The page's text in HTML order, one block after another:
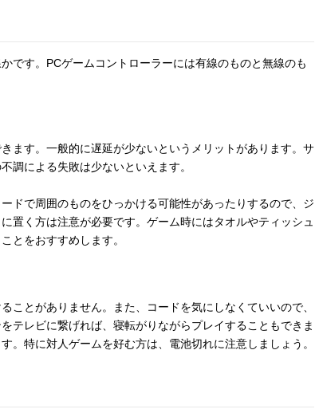
です。PCゲームコントローラーには有線のものと無線のも
ます。一般的に遅延が少ないというメリットがあります。サ
調による失敗は少ないといえます。
ドで周囲のものをひっかける可能性があったりするので、ジ
置く方は注意が必要です。ゲーム時にはタオルやティッシュ
とをおすすめします。
ことがありません。また、コードを気にしなくていいので、
テレビに繋げれば、寝転がりながらプレイすることもできま
。特に対人ゲームを好む方は、電池切れに注意しましょう。